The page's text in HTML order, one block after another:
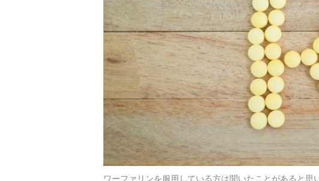
ワーファリンを服用している方は聞いたことがあると